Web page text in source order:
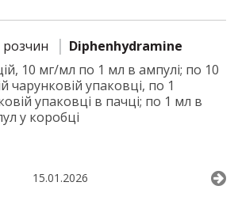
розчин
Diphenhydramine
10 мг/мл по 1 мл в ампулі; по 10
чарунковій упаковці, по 1
упаковці в пачці; по 1 мл в
у коробці
15.01.2026